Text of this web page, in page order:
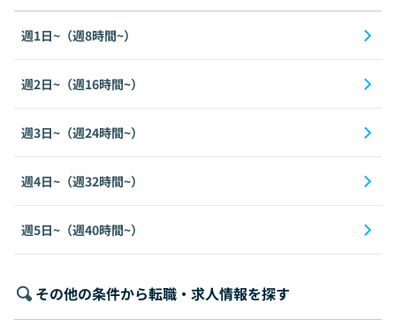
週1日~（週8時間~）
週2日~（週16時間~）
週3日~（週24時間~）
週4日~（週32時間~）
週5日~（週40時間~）
その他の条件から転職・求人情報を探す